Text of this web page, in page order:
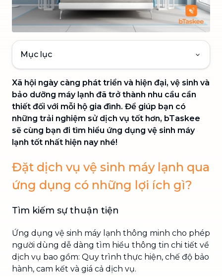
Mục lục
Xã hội ngày càng phát triển và hiện đại, vệ sinh và
bảo dưỡng máy lạnh đã trở thành nhu cầu cần
thiết đối với mỗi hộ gia đình. Để giúp bạn có
những trải nghiệm sử dịch vụ tốt hơn, bTaskee
sẽ cùng bạn đi tìm hiểu ứng dụng vệ sinh máy
lạnh tốt nhất hiện nay nhé!
Đặt dịch vụ vệ sinh máy lạnh qua
ứng dụng có những lợi ích gì?
Tìm kiếm sự thuận tiện
Ứng dụng vệ sinh máy lạnh thông minh cho phép
người dùng dễ dàng tìm hiểu thông tin chi tiết về
dịch vụ bao gồm: Quy trình thực hiện, chế độ bảo
hành, cam kết và giá cả dịch vụ.